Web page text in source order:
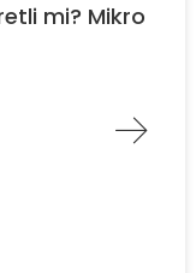
mi? Mikro